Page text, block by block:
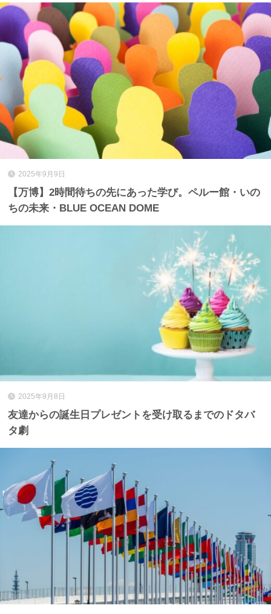
2025年9月9日
【万博】2時間待ちの先にあった学び。ペルー館・いの
ちの未来・BLUE OCEAN DOME
2025年9月8日
友達からの誕生日プレゼントを受け取るまでのドタバ
タ劇